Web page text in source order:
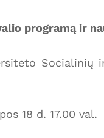
programą ir
Socialinių
18 d. 17.00 val.